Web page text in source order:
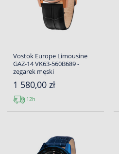
Vostok Europe Limousine
GAZ-14 VK63-560B689 -
zegarek męski
1 580,00 zł
12h